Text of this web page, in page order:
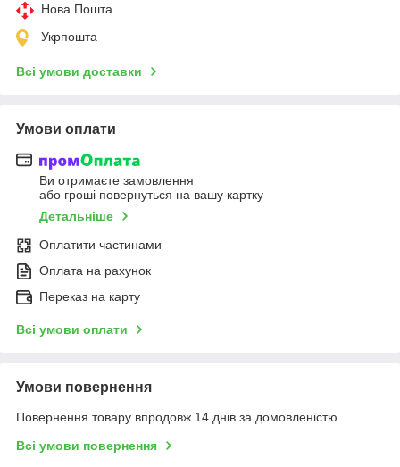
Нова Пошта
Укрпошта
Всі умови доставки
Умови оплати
Ви отримаєте замовлення
або гроші повернуться на вашу картку
Детальніше
Оплатити частинами
Оплата на рахунок
Переказ на карту
Всі умови оплати
Умови повернення
Повернення товару впродовж 14 днів за домовленістю
Всі умови повернення